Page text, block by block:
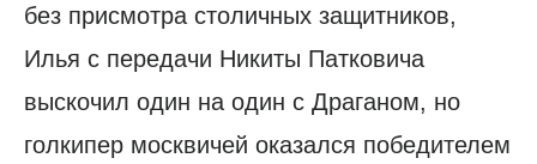
без присмотра столичных защитников,
Илья с передачи Никиты Патковича
выскочил один на один с Драганом, но
голкипер москвичей оказался победителем